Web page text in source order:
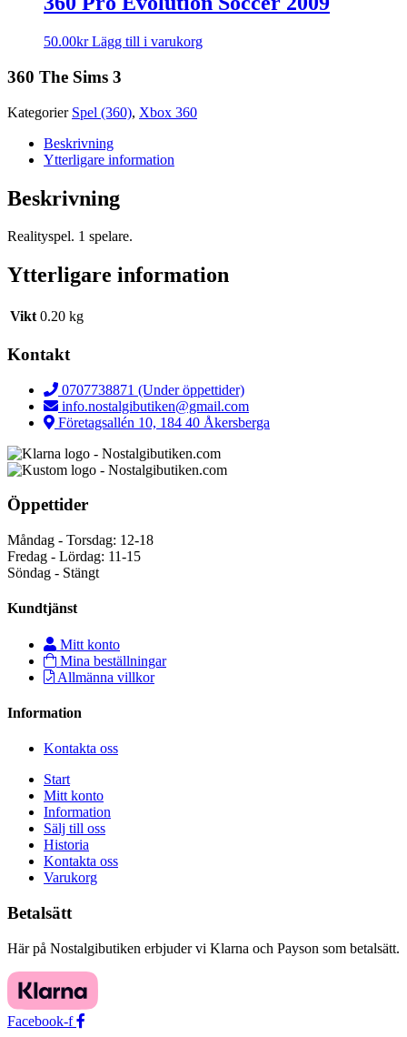
50.00kr Lägg till i varukorg
360 The Sims 3
Kategorier Spel (360), Xbox 360
Beskrivning
Ytterligare information
Beskrivning
Realityspel. 1 spelare.
Ytterligare information
Vikt 0.20 kg
Kontakt
0707738871 (Under öppettider)
info.nostalgibutiken@gmail.com
Företagsallén 10, 184 40 Åkersberga
Öppettider
Måndag - Torsdag: 12-18
Fredag - Lördag: 11-15
Söndag - Stängt
Kundtjänst
Mitt konto
Mina beställningar
Allmänna villkor
Information
Kontakta oss
Start
Mitt konto
Information
Sälj till oss
Historia
Kontakta oss
Varukorg
Betalsätt
Här på Nostalgibutiken erbjuder vi Klarna och Payson som betalsätt.
Facebook-f